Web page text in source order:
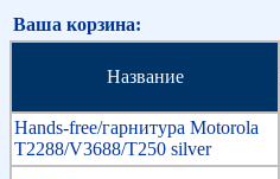
Ваша корзина:
Название
Hands-free/гарнитура Motorola
T2288/V3688/T250 silver